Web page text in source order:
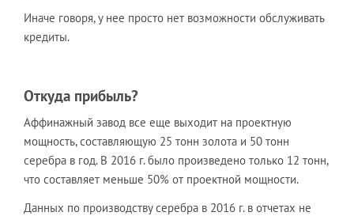
Иначе говоря, у нее просто нет возможности обслуживать
кредиты.
Откуда прибыль?
Аффинажный завод все еще выходит на проектную
мощность, составляющую 25 тонн золота и 50 тонн
серебра в год. В 2016 г. было произведено только 12 тонн,
что составляет меньше 50% от проектной мощности.
Данных по производству серебра в 2016 г. в отчетах не